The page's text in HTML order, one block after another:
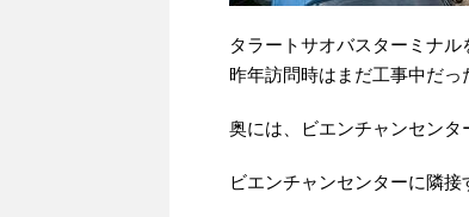
タラートサオバスターミナル
昨年訪問時はまだ工事中だっ
奥には、ビエンチャンセンタ
ビエンチャンセンターに隣接